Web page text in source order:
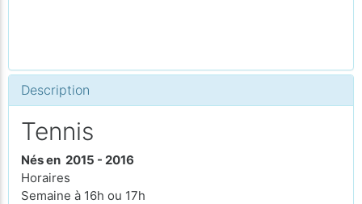
Description
Tennis
Nés en 2015 - 2016
Horaires
Semaine à 16h ou 17h